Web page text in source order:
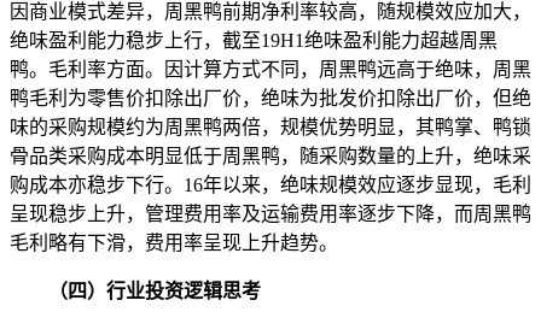
因商业模式差异，周黑鸭前期净利率较高，随规模效应加大，
绝味盈利能力稳步上行，截至19H1绝味盈利能力超越周黑
鸭。毛利率方面。因计算方式不同，周黑鸭远高于绝味，周黑
鸭毛利为零售价扣除出厂价，绝味为批发价扣除出厂价，但绝
味的采购规模约为周黑鸭两倍，规模优势明显，其鸭掌、鸭锁
骨品类采购成本明显低于周黑鸭，随采购数量的上升，绝味采
购成本亦稳步下行。16年以来，绝味规模效应逐步显现，毛利
呈现稳步上升，管理费用率及运输费用率逐步下降，而周黑鸭
毛利略有下滑，费用率呈现上升趋势。
（四）行业投资逻辑思考